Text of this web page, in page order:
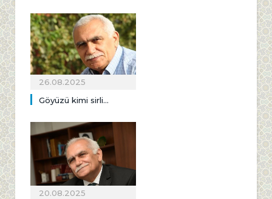
26.08.2025
Göyüzü kimi sirli...
20.08.2025